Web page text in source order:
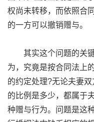
权尚未转移，而依照合
的一方可以撤销赠与。
其实这个问题的关
为，究竟是按合同法上
的约定处理?无论夫妻
的比例是多少，都属于
种赠与行为。问题是这